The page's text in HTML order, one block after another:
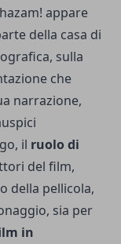
appare
della casa di
sulla
che
narrazione,
il ruolo di
del film,
della pellicola,
sia per
in